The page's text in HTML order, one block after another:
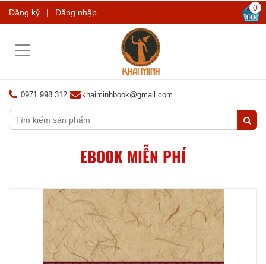
Đăng ký | Đăng nhập 0
Toggle
0971 998 312 khaiminhbook@gmail.com
EBOOK MIỄN PHÍ